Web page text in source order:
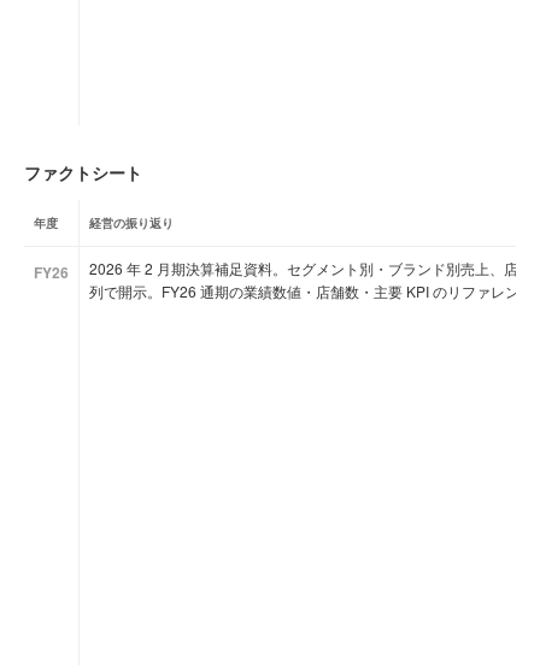
ファクトシート
年度 経営の振り返り
FY26
2026 年 2 月期決算補足資料。セグメント別・ブランド別売上、店
列で開示。FY26 通期の業績数値・店舗数・主要 KPI のリファレンス